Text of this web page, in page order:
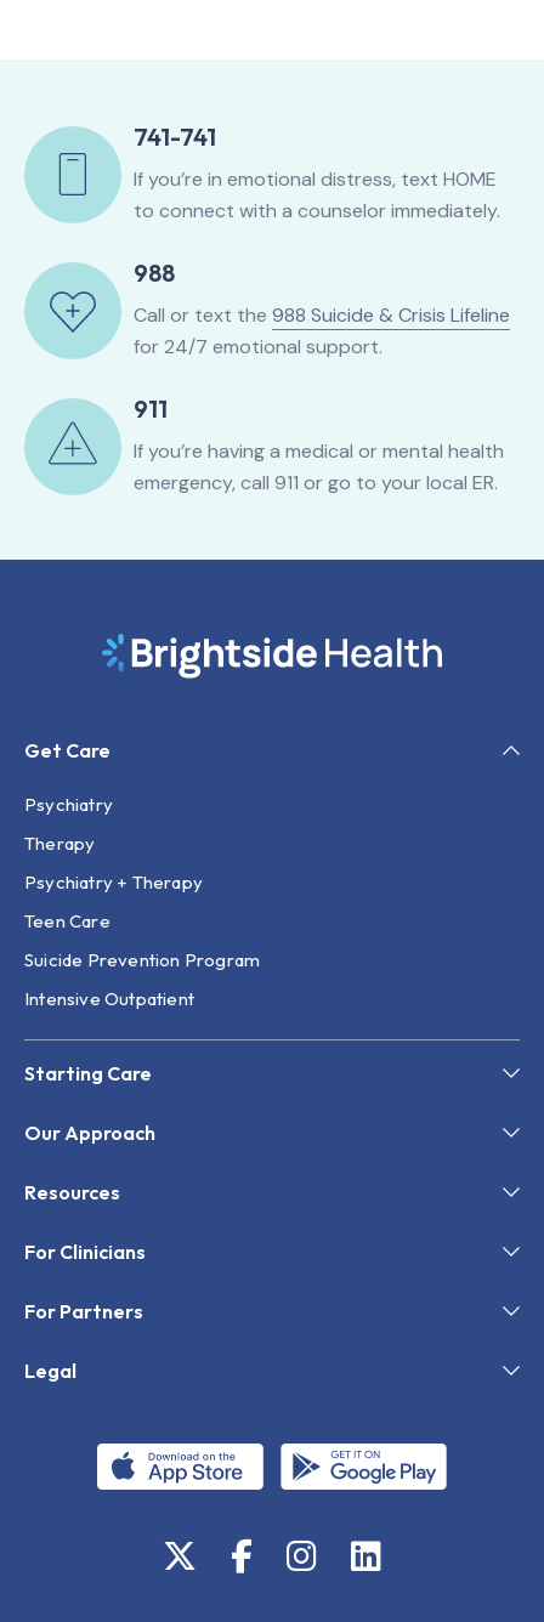
741-741
If you’re in emotional distress, text HOME
to connect with a counselor immediately.
988
Call or text the 988 Suicide & Crisis Lifeline
for 24/7 emotional support.
911
If you’re having a medical or mental health
emergency, call 911 or go to your local ER.
Get Care
Psychiatry
Therapy
Psychiatry + Therapy
Teen Care
Suicide Prevention Program
Intensive Outpatient
Starting Care
Our Approach
Resources
For Clinicians
For Partners
Legal